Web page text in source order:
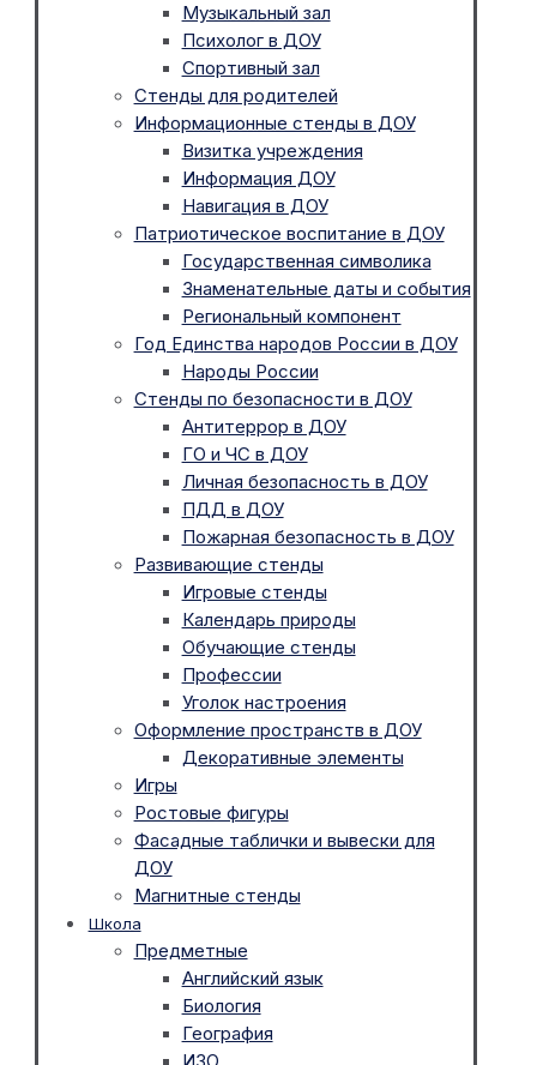
Музыкальный зал
Психолог в ДОУ
Спортивный зал
Стенды для родителей
Информационные стенды в ДОУ
Визитка учреждения
Информация ДОУ
Навигация в ДОУ
Патриотическое воспитание в ДОУ
Государственная символика
Знаменательные даты и события
Региональный компонент
Год Единства народов России в ДОУ
Народы России
Стенды по безопасности в ДОУ
Антитеррор в ДОУ
ГО и ЧС в ДОУ
Личная безопасность в ДОУ
ПДД в ДОУ
Пожарная безопасность в ДОУ
Развивающие стенды
Игровые стенды
Календарь природы
Обучающие стенды
Профессии
Уголок настроения
Оформление пространств в ДОУ
Декоративные элементы
Игры
Ростовые фигуры
Фасадные таблички и вывески для
ДОУ
Магнитные стенды
Школа
Предметные
Английский язык
Биология
География